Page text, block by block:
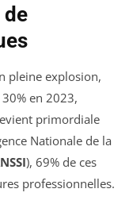
pleine explosion,
en 2023,
primordiale
Nationale de la
), 69% de ces
professionnelles.